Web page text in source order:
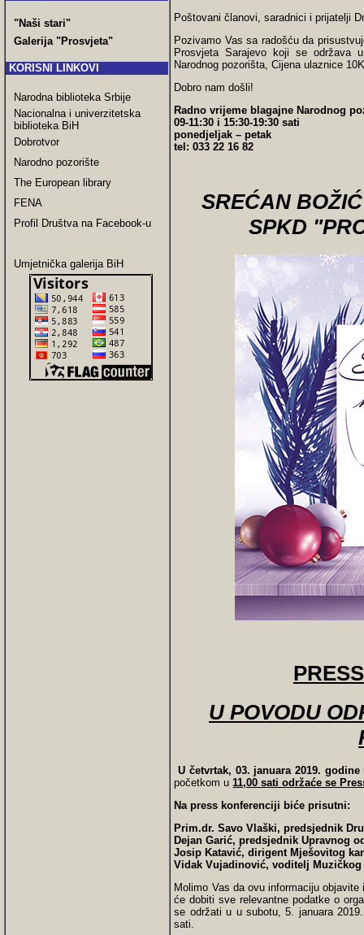
"Naši stari"
Galerija "Prosvjeta"
KORISNI LINKOVI
Narodna biblioteka Srbije
Nacionalna i univerzitetska
biblioteka BiH
Dobrotvor
Narodno pozorište
The European library
FENA
Profil Društva na Facebook-u
Umjetnička galerija BiH
Poštovani članovi, saradnici i prijatelji
Pozivamo Vas sa radošću da
Prosvjeta Sarajevo koji se održava
Narodnog pozorišta, Cijena ulaznice
Dobro nam došli!
Radno vrijeme blagajne Narodnog
09-11:30 i 15:30-19:30 sati
ponedjeljak – petak
tel: 033 22 16 82
SREĆAN
SPKD
U POVODU
U četvrtak, 03. januara 2019. godine
početkom u11,00 sati održaće se
Na press konferenciji biće prisutni:
Prim.dr. Savo Vlaški, predsjednik
Dejan Garić, predsjednik Upravnog
Josip Katavić, dirigent Mješovitog
Vidak Vujadinović, voditelj Muzičkog
Molimo Vas da ovu informaciju
će dobiti sve relevantne podatke o
se održati u u subotu, 5. januara
sati.